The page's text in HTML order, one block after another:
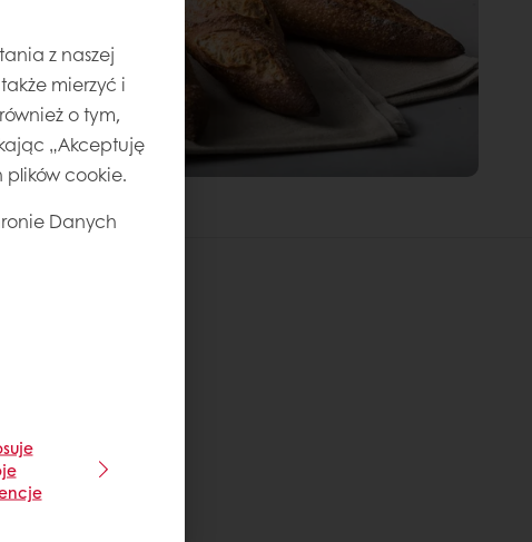
z naszej
mierzyć i
o tym,
„Akceptuję
plików cookie.
Danych